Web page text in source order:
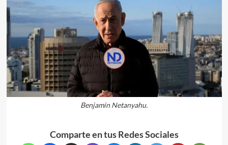
Benjamin Netanyahu.
Comparte en tus Redes Sociales